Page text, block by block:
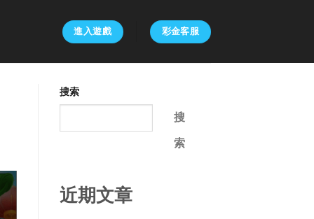
進入遊戲 彩金客服
搜索
搜
索
近期文章